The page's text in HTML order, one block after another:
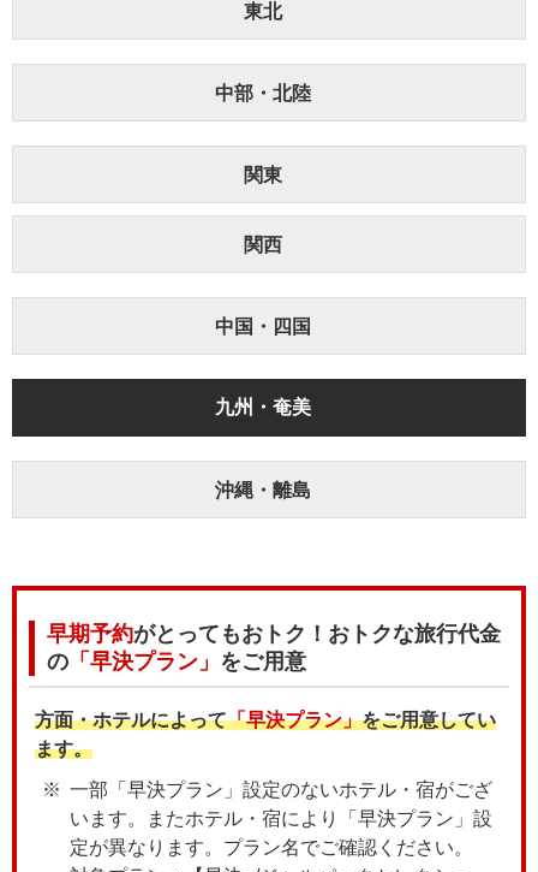
東北
中部・北陸
関東
関西
中国・四国
九州・奄美
沖縄・離島
早期予約がとってもおトク！おトクな旅行代金
の 「早決プラン」 をご用意
方面・ホテルによって「早決プラン」をご用意してい
ます。
一部「早決プラン」設定のないホテル・宿がござ
います。またホテル・宿により「早決プラン」設
定が異なります。プラン名でご確認ください。